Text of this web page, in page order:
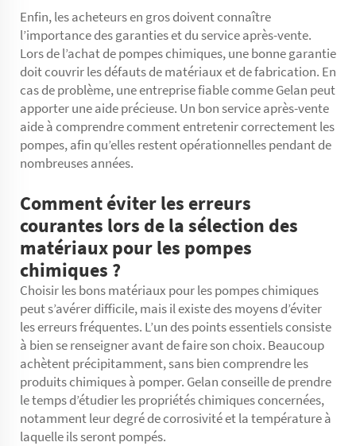
Enfin, les acheteurs en gros doivent connaître
l’importance des garanties et du service après-vente.
Lors de l’achat de pompes chimiques, une bonne garantie
doit couvrir les défauts de matériaux et de fabrication. En
cas de problème, une entreprise fiable comme Gelan peut
apporter une aide précieuse. Un bon service après-vente
aide à comprendre comment entretenir correctement les
pompes, afin qu’elles restent opérationnelles pendant de
nombreuses années.
Comment éviter les erreurs
courantes lors de la sélection des
matériaux pour les pompes
chimiques ?
Choisir les bons matériaux pour les pompes chimiques
peut s’avérer difficile, mais il existe des moyens d’éviter
les erreurs fréquentes. L’un des points essentiels consiste
à bien se renseigner avant de faire son choix. Beaucoup
achètent précipitamment, sans bien comprendre les
produits chimiques à pomper. Gelan conseille de prendre
le temps d’étudier les propriétés chimiques concernées,
notamment leur degré de corrosivité et la température à
laquelle ils seront pompés.